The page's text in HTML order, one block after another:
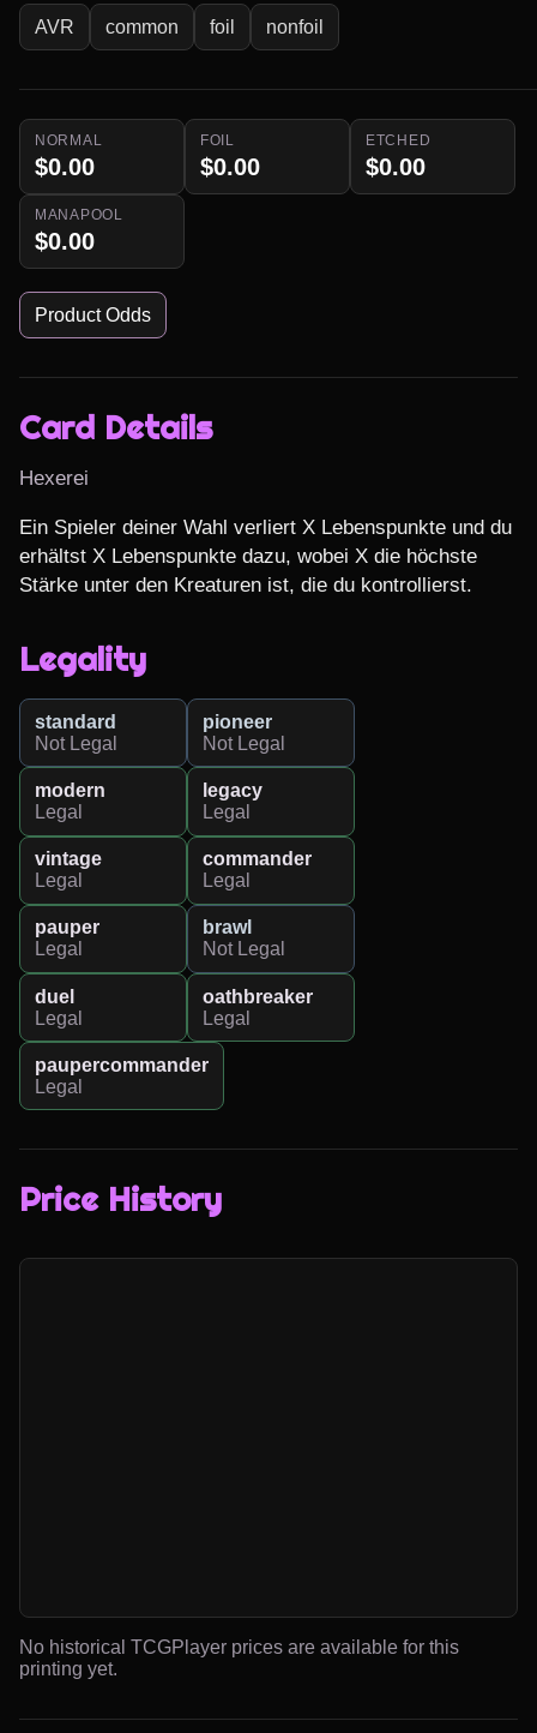
AVR common foil nonfoil
NORMAL
$0.00
FOIL
$0.00
ETCHED
$0.00
MANAPOOL
$0.00
Product Odds
Card Details
Hexerei
Ein Spieler deiner Wahl verliert X Lebenspunkte und du
erhältst X Lebenspunkte dazu, wobei X die höchste
Stärke unter den Kreaturen ist, die du kontrollierst.
Legality
standard
Not Legal
pioneer
Not Legal
modern
Legal
legacy
Legal
vintage
Legal
commander
Legal
pauper
Legal
brawl
Not Legal
duel
Legal
oathbreaker
Legal
paupercommander
Legal
Price History
No historical TCGPlayer prices are available for this
printing yet.